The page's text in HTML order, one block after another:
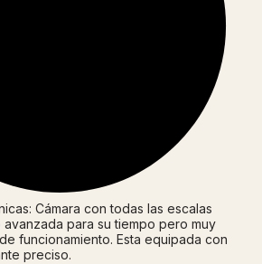
Cámara con todas las escalas
para su tiempo pero muy
funcionamiento. Esta equipada con
preciso.